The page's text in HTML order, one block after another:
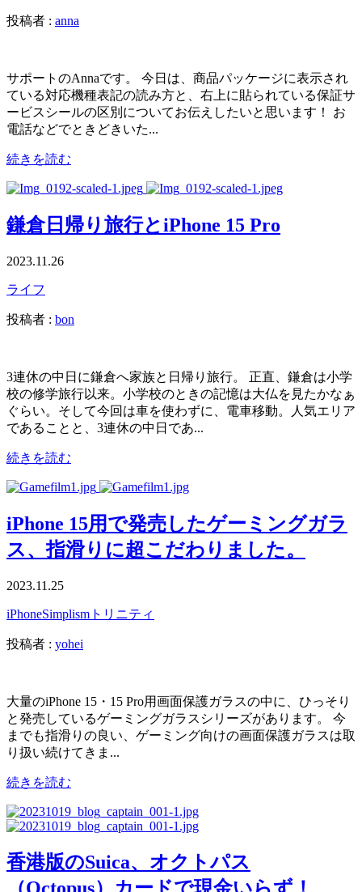
投稿者 : anna
サポートのAnnaです。 今日は、商品パッケージに表示され
ている対応機種表記の読み方と、右上に貼られている保証サ
ービスシールの区別についてお伝えしたいと思います！ お
電話などでときどきいた...
続きを読む
鎌倉日帰り旅行とiPhone 15 Pro
2023.11.26
ライフ
投稿者 : bon
3連休の中日に鎌倉へ家族と日帰り旅行。 正直、鎌倉は小学
校の修学旅行以来。小学校のときの記憶は大仏を見たかなぁ
ぐらい。そして今回は車を使わずに、電車移動。人気エリア
であることと、3連休の中日であ...
続きを読む
iPhone 15用で発売したゲーミングガラ
ス、指滑りに超こだわりました。
2023.11.25
iPhoneSimplism トリニティ
投稿者 : yohei
大量のiPhone 15・15 Pro用画面保護ガラスの中に、ひっそり
と発売しているゲーミングガラスシリーズがあります。 今
までも指滑りの良い、ゲーミング向けの画面保護ガラスは取
り扱い続けてきま...
続きを読む
香港版のSuica、オクトパス